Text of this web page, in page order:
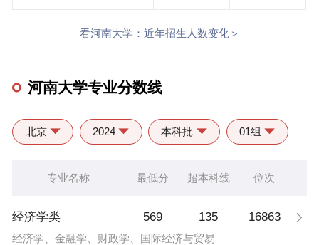
看河南大学：近年招生人数变化＞
河南大学专业分数线
北京 2024 本科批 01组
专业名称 最低分 超本科线 位次
经济学类 569 135 16863
经济学、金融学、财政学、国际经济与贸易